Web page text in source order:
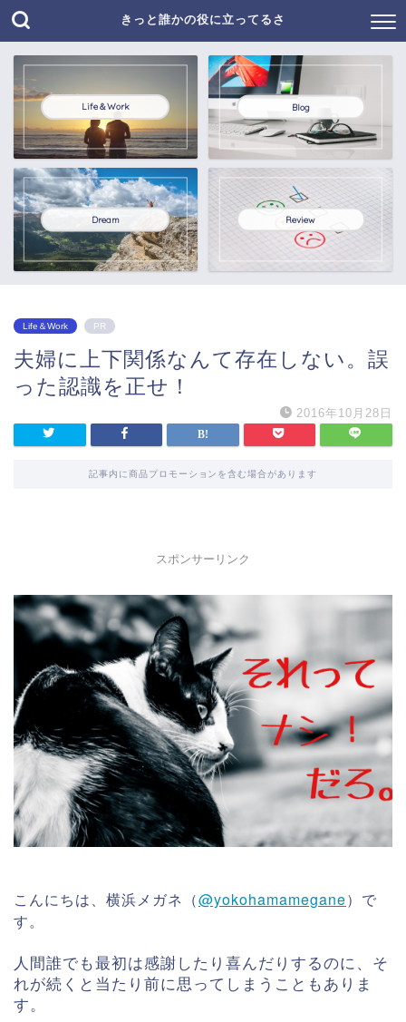
きっと誰かの役に立ってるさ
Life＆Work Blog
Dream Review
Life＆Work PR
夫婦に上下関係なんて存在しない。誤
った認識を正せ！
2016年10月28日
記事内に商品プロモーションを含む場合があります
スポンサーリンク
こんにちは、横浜メガネ（@yokohamamegane）で
す。
人間誰でも最初は感謝したり喜んだりするのに、そ
れが続くと当たり前に思ってしまうこともありま
す。